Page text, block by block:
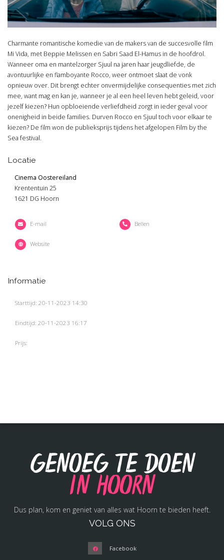
Charmante romantische komedie van de makers van de succesvolle film
Mi Vida, met Beppie Melissen en Sabri Saad El-Hamus in de hoofdrol.
Wanneer oma en mantelzorger Sjuul na jaren haar jeugdliefde, de
avontuurlijke en flamboyante Rocco, weer ontmoet slaat de vonk
opnieuw over. Dit brengt echter onvermijdelijke consequenties met zich
mee, want mag en kan je, wanneer je al een heel leven hebt geleid, voor
jezelf kiezen? Hun opbloeiende verliefdheid zorgt in ieder geval voor
onenigheid in beide families. Durven Rocco en Sjuul toch voor elkaar te
kiezen? De film won de publieksprijs tijdens het afgelopen Film by the
Sea festival.
Locatie
Cinema Oostereiland
Krententuin 25
1621 DG Hoorn
E-mail Bellen
Website
Informatie
Starttijd: 20-11-2023 14:30
Eindtijd: 20-11-2023 16:17
Prijs:
Genoeg te doen
in Hoorn
Dus plan, kom en geniet van alles wat Hoorn te bieden heeft.
VOLG ONS
Facebook